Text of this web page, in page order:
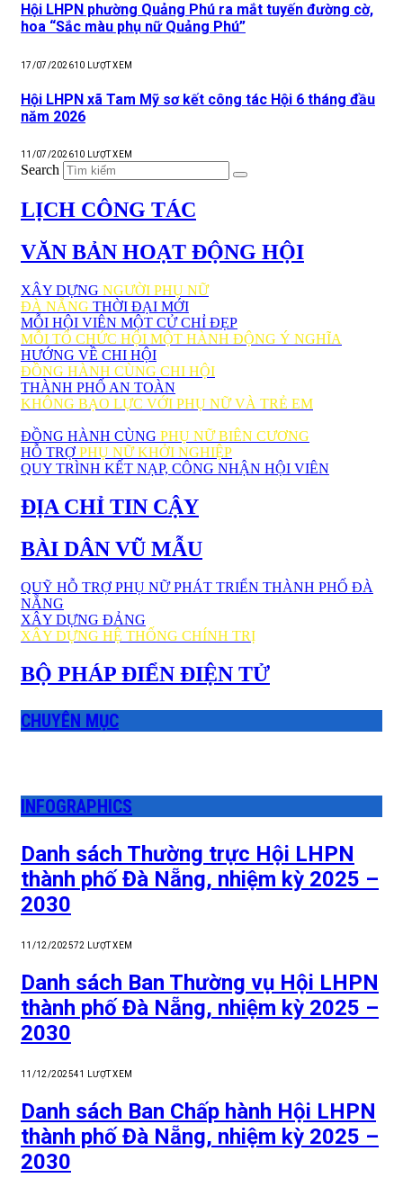
Hội LHPN phường Quảng Phú ra mắt tuyến đường cờ,
hoa “Sắc màu phụ nữ Quảng Phú”
17/07/202610 LƯỢT XEM
Hội LHPN xã Tam Mỹ sơ kết công tác Hội 6 tháng đầu
năm 2026
11/07/202610 LƯỢT XEM
Search
LỊCH CÔNG TÁC
VĂN BẢN HOẠT ĐỘNG HỘI
XÂY DỰNG NGƯỜI PHỤ NỮ
ĐÀ NẴNG THỜI ĐẠI MỚI
MỖI HỘI VIÊN MỘT CỬ CHỈ ĐẸP
MỖI TỔ CHỨC HỘI MỘT HÀNH ĐỘNG Ý NGHĨA
HƯỚNG VỀ CHI HỘI
ĐỒNG HÀNH CÙNG CHI HỘI
THÀNH PHỐ AN TOÀN
KHÔNG BẠO LỰC VỚI PHỤ NỮ VÀ TRẺ EM
ĐỒNG HÀNH CÙNG PHỤ NỮ BIÊN CƯƠNG
HỖ TRỢ PHỤ NỮ KHỞI NGHIỆP
QUY TRÌNH KẾT NẠP, CÔNG NHẬN HỘI VIÊN
ĐỊA CHỈ TIN CẬY
BÀI DÂN VŨ MẪU
QUỸ HỖ TRỢ PHỤ NỮ PHÁT TRIỂN THÀNH PHỐ ĐÀ
NẴNG
XÂY DỰNG ĐẢNG
XÂY DỰNG HỆ THỐNG CHÍNH TRỊ
BỘ PHÁP ĐIỂN ĐIỆN TỬ
CHUYÊN MỤC
INFOGRAPHICS
Danh sách Thường trực Hội LHPN
thành phố Đà Nẵng, nhiệm kỳ 2025 –
2030
11/12/202572 LƯỢT XEM
Danh sách Ban Thường vụ Hội LHPN
thành phố Đà Nẵng, nhiệm kỳ 2025 –
2030
11/12/202541 LƯỢT XEM
Danh sách Ban Chấp hành Hội LHPN
thành phố Đà Nẵng, nhiệm kỳ 2025 –
2030